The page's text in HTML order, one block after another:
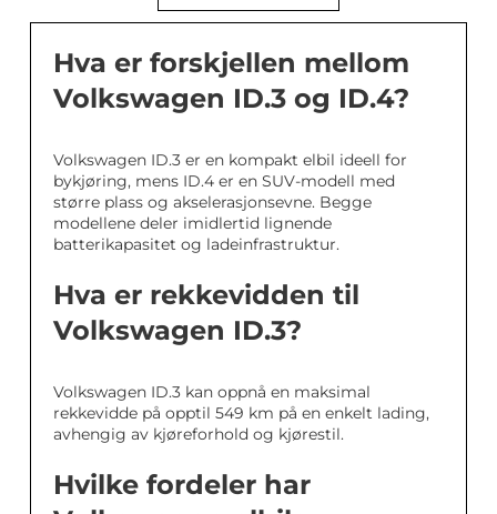
Hva er forskjellen mellom
Volkswagen ID.3 og ID.4?
Volkswagen ID.3 er en kompakt elbil ideell for
bykjøring, mens ID.4 er en SUV-modell med
større plass og akselerasjonsevne. Begge
modellene deler imidlertid lignende
batterikapasitet og ladeinfrastruktur.
Hva er rekkevidden til
Volkswagen ID.3?
Volkswagen ID.3 kan oppnå en maksimal
rekkevidde på opptil 549 km på en enkelt lading,
avhengig av kjøreforhold og kjørestil.
Hvilke fordeler har